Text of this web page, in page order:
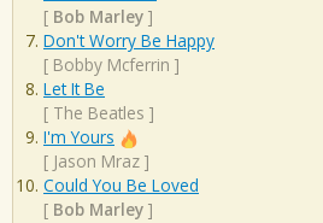
[ Bob Marley ]
Don't Worry Be Happy
[ Bobby Mcferrin ]
Let It Be
[ The Beatles ]
I'm Yours
[ Jason Mraz ]
Could You Be Loved
[ Bob Marley ]